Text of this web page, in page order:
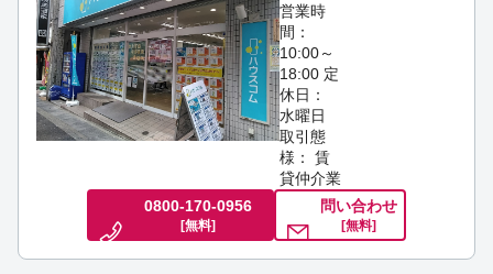
営業時
間：
10:00～
18:00 定
休日：
水曜日
取引態
様： 賃
貸仲介業
0800-170-0956
[無料]
問い合わせ
[無料]